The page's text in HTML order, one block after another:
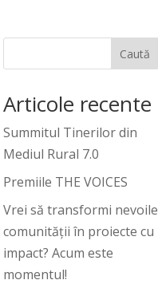
Caută
Articole recente
Summitul Tinerilor din
Mediul Rural 7.0
Premiile THE VOICES
Vrei să transformi nevoile
comunității în proiecte cu
impact? Acum este
momentul!